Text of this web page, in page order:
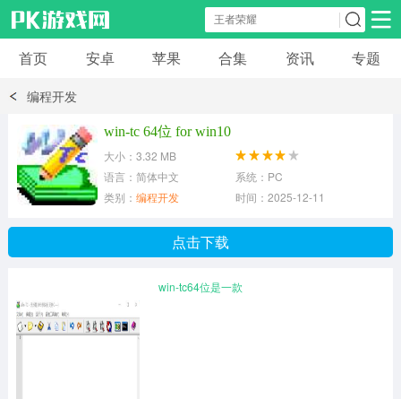
安卓应用 安卓游戏
模拟经营
首页 安卓 苹果 合集 资讯 专题
编程开发
win-tc 64位 for win10
大小：3.32 MB
语言：简体中文
系统：PC
类别： 编程开发 时间：2025-12-11
点击下载
win-tc64位是一款